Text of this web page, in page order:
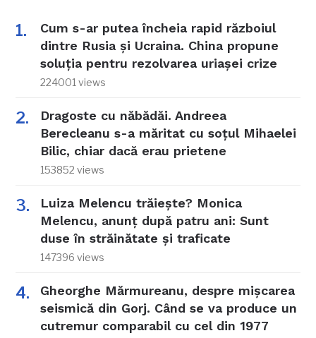
Cum s-ar putea încheia rapid războiul
dintre Rusia și Ucraina. China propune
soluția pentru rezolvarea uriașei crize
224001 views
Dragoste cu năbădăi. Andreea
Berecleanu s-a măritat cu soțul Mihaelei
Bilic, chiar dacă erau prietene
153852 views
Luiza Melencu trăiește? Monica
Melencu, anunț după patru ani: Sunt
duse în străinătate și traficate
147396 views
Gheorghe Mărmureanu, despre mișcarea
seismică din Gorj. Când se va produce un
cutremur comparabil cu cel din 1977